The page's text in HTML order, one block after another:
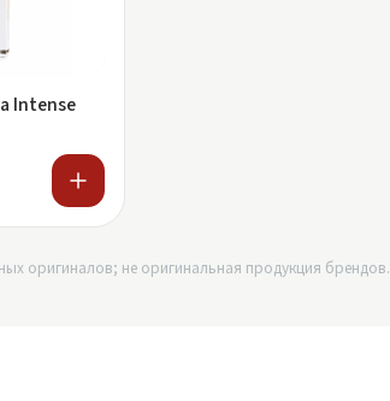
Intense
оригиналов; не оригинальная продукция брендов.